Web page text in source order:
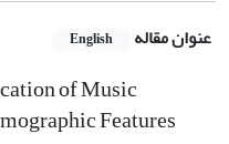
عنوان مقاله English
of Music
Features